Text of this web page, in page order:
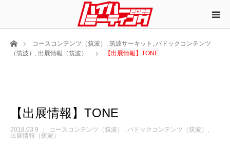
ホームコースコンテンツ（筑波） , 筑波サーキット , パドックコンテンツ
（筑波） , 出展情報（筑波） 【出展情報】TONE
【出展情報】TONE
2018.03.9 コースコンテンツ（筑波）
パドックコンテンツ（筑波）
出展情報（筑波）